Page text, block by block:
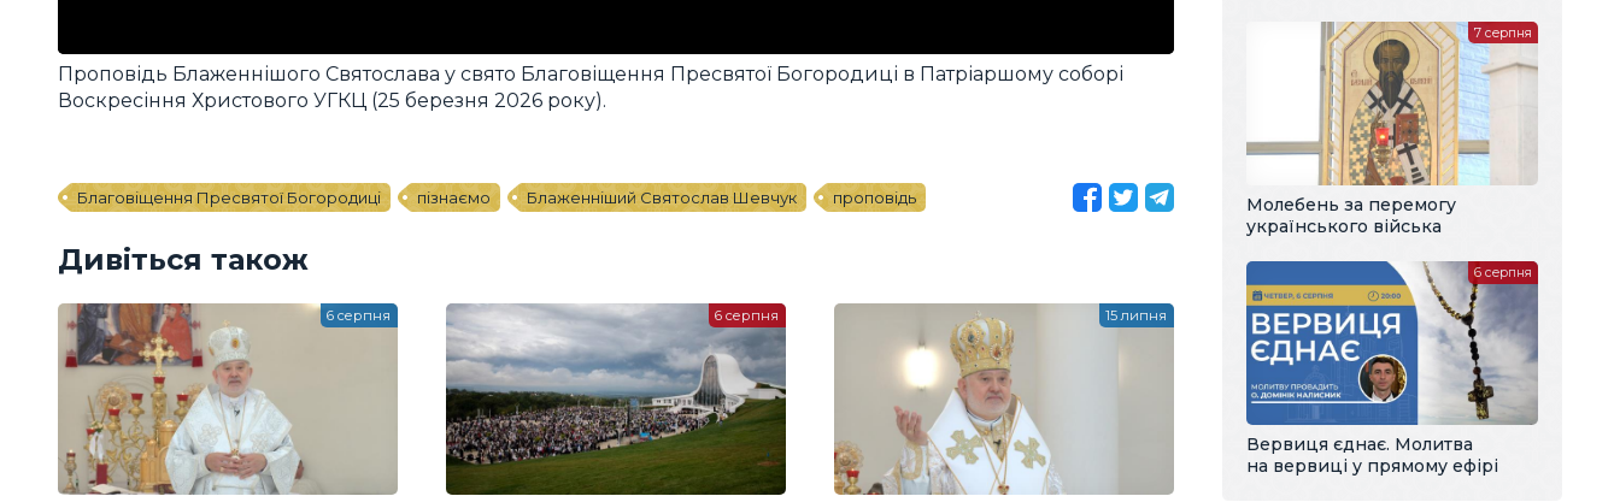
Проповідь Блаженнішого Святослава у свято Благовіщення Пресвятої Богородиці в Патріаршому соборі
Воскресіння Христового УГКЦ (25 березня 2026 року).
Благовіщення Пресвятої Богородиці пізнаємо Блаженніший Святослав Шевчук проповідь
Дивіться також
6 серпня 6 серпня 15 липня
Молебень за перемогу
українського війська
7 серпня
Вервиця єднає. Молитва
на вервиці у прямому ефірі
6 серпня